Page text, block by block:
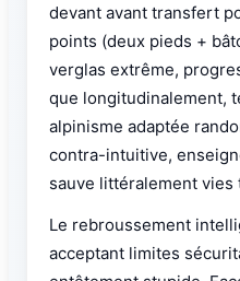
devant avant transfert
points (deux pieds +
verglas extrême,
que longitudinalement,
alpinisme adaptée
contra-intuitive,
sauve littéralement vies
Le rebroussement
acceptant limites